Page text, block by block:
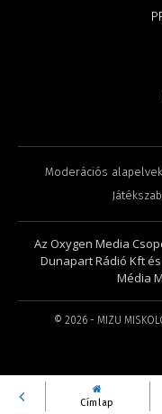
Címlap
Moderációs alapelvek
Az Oxygen Media
Dunapart Rádió Kft
Média
© 2026- MIZU